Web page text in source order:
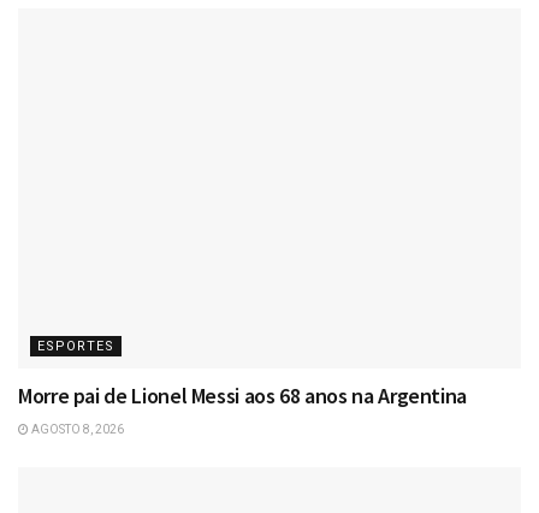
ESPORTES
Morre pai de Lionel Messi aos 68 anos na Argentina
AGOSTO 8, 2026